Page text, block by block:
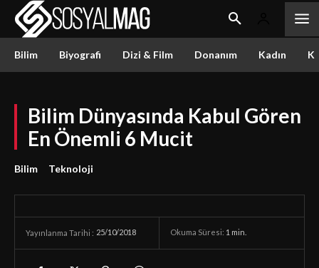
Bilim Biyografi Dizi & Film Donanım Kadın
Bilim Dünyasında Kabul Gören
En Önemli 6 Mucit
Bilim Teknoloji
Yayınlanma Tarihi : 25/10/2018 Okuma Süresi: 1 min.